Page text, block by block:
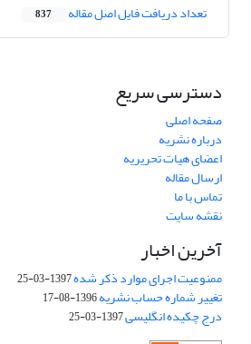
تعداد دریافت فایل اصل مقاله 837
دسترسی سریع
صفحه اصلی
درباره نشریه
اعضای هیات تحریریه
ارسال مقاله
تماس با ما
نقشه سایت
آخرین اخبار
ممنوعیت اجرای موارد ذکر شده1397-03-25
تغییر شماره حساب نشریه1396-08-17
درج چکیده انگلیسی1397-03-25